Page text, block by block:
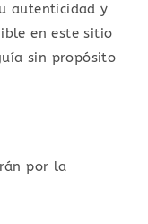
autenticidad y
en este sitio
sin propósito
por la